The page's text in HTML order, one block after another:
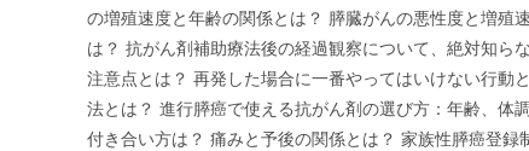
の増殖速度と年齢の関係とは？ 膵臓がんの悪性度と増殖
は？ 抗がん剤補助療法後の経過観察について、絶対知
注意点とは？ 再発した場合に一番やってはいけない行動
法とは？ 進行膵癌で使える抗がん剤の選び方：年齢、体
付き合い方は？ 痛みと予後の関係とは？ 家族性膵癌登